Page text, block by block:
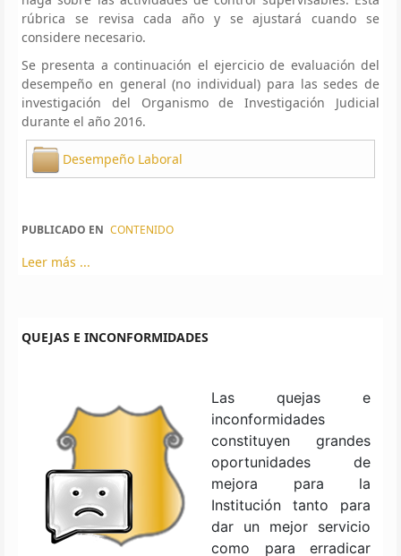
rúbrica se revisa cada año y se ajustará cuando se
considere necesario.
Se presenta a continuación el ejercicio de evaluación del
desempeño en general (no individual) para las sedes de
investigación del Organismo de Investigación Judicial
durante el año 2016.
Desempeño Laboral
PUBLICADO EN CONTENIDO
Leer más ...
QUEJAS E INCONFORMIDADES